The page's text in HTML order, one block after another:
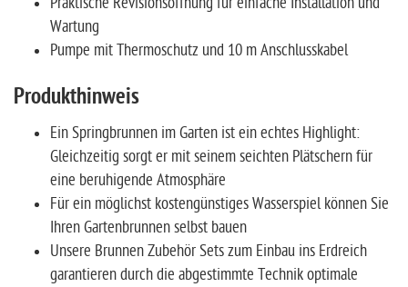
Wartung
Pumpe mit Thermoschutz und 10 m Anschlusskabel
Produkthinweis
Ein Springbrunnen im Garten ist ein echtes Highlight:
Gleichzeitig sorgt er mit seinem seichten Plätschern für
eine beruhigende Atmosphäre
Für ein möglichst kostengünstiges Wasserspiel können Sie
Ihren Gartenbrunnen selbst bauen
Unsere Brunnen Zubehör Sets zum Einbau ins Erdreich
garantieren durch die abgestimmte Technik optimale